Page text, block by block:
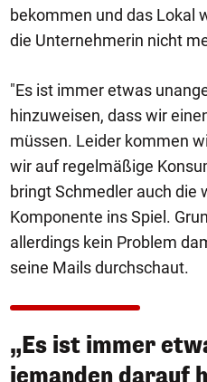
bekommen und das Lokal
die Unternehmerin nicht
"Es ist immer etwas
hinzuweisen, dass wir
müssen. Leider kommen
wir auf regelmäßige
bringt Schmedler auch die
Komponente ins Spiel.
allerdings kein Problem
seine Mails durchschaut.
„Es ist immer